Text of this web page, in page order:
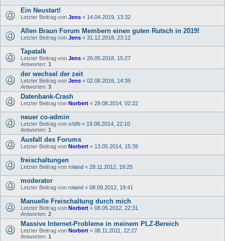
Ein Neustart!
Letzter Beitrag von Jens « 14.04.2019, 13:32
Allen Braun Forum Membern einen guten Rutsch in 2019!
Letzter Beitrag von Jens « 31.12.2018, 23:12
Tapatalk
Letzter Beitrag von Jens « 26.05.2018, 15:27
Antworten: 1
der wechsel der zeit
Letzter Beitrag von Jens « 02.08.2016, 14:39
Antworten: 3
Datenbank-Crash
Letzter Beitrag von Norbert « 29.08.2014, 02:22
neuer co-admin
Letzter Beitrag von v/d/b « 19.08.2014, 22:10
Antworten: 1
Ausfall des Forums
Letzter Beitrag von Norbert « 13.05.2014, 15:39
freischaltungen
Letzter Beitrag von roland « 28.11.2012, 19:25
moderator
Letzter Beitrag von roland « 08.09.2012, 19:41
Manuelle Freischaltung durch mich
Letzter Beitrag von Norbert « 08.05.2012, 22:31
Antworten: 2
Massive Internet-Probleme in meinem PLZ-Bereich
Letzter Beitrag von Norbert « 08.11.2011, 22:27
Antworten: 1